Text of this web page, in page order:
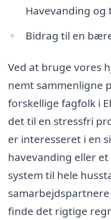
Havevanding og
Bidrag til en
Ved at bruge vores
nemt sammenligne
forskellige fagfolk i
det til en stressfri
er interesseret i en
havevanding eller
system til hele
finde det rigtige